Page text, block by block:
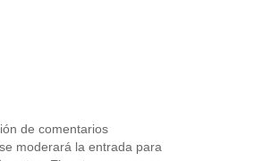
de comentarios
moderará la entrada para